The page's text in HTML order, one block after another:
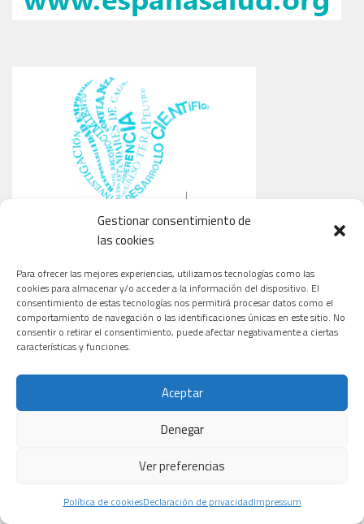
Gestionar consentimiento de
las cookies
Para ofrecer las mejores experiencias, utilizamos tecnologías como las
cookies para almacenar y/o acceder a la información del dispositivo. El
consentimiento de estas tecnologías nos permitirá procesar datos como el
comportamiento de navegación o las identificaciones únicas en este sitio. No
consentir o retirar el consentimiento, puede afectar negativamente a ciertas
características y funciones.
Aceptar
Denegar
Ver preferencias
Política de cookiesDeclaración de privacidadImpressum
ONCOLOGÍA